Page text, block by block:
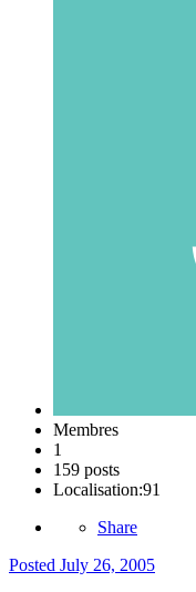
Membres
1
159 posts
Localisation:91
Share
Posted July 26, 2005